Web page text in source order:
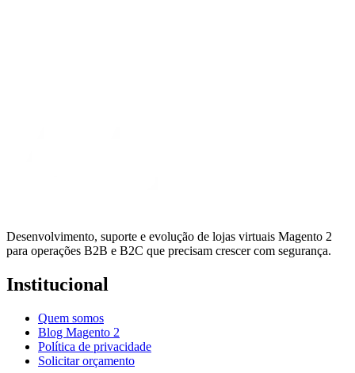
Desenvolvimento, suporte e evolução de lojas virtuais Magento 2
para operações B2B e B2C que precisam crescer com segurança.
Institucional
Quem somos
Blog Magento 2
Política de privacidade
Solicitar orçamento